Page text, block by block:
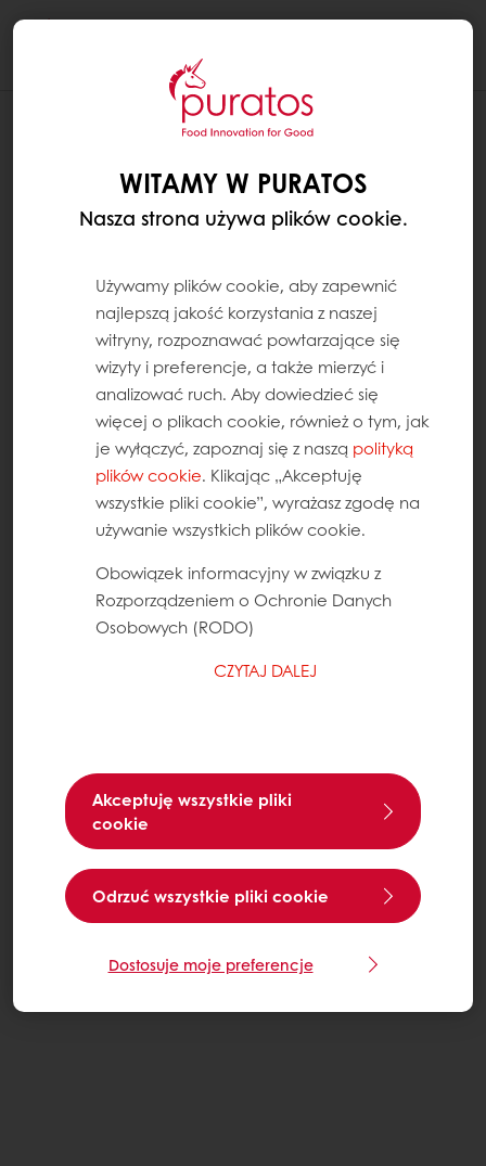
WITAMY W PURATOS
Nasza strona używa plików cookie.
Używamy plików cookie, aby zapewnić
najlepszą jakość korzystania z naszej
witryny, rozpoznawać powtarzające się
wizyty i preferencje, a także mierzyć i
analizować ruch. Aby dowiedzieć się
więcej o plikach cookie, również o tym, jak
je wyłączyć, zapoznaj się z naszą polityką
plików cookie. Klikając „Akceptuję
wszystkie pliki cookie”, wyrażasz zgodę na
używanie wszystkich plików cookie.
Obowiązek informacyjny w związku z
Rozporządzeniem o Ochronie Danych
Osobowych (RODO)
CZYTAJ DALEJ
Akceptuję wszystkie pliki
cookie
Odrzuć wszystkie pliki cookie
Dostosuje moje preferencje